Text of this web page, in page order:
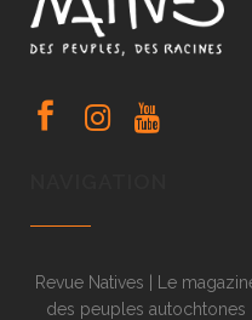
Revue Natives | Le
des peuples autochtones